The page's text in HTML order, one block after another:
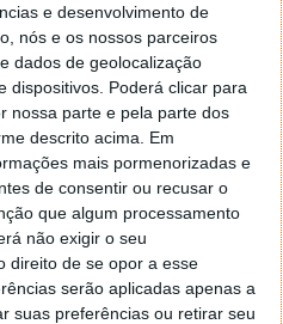
e desenvolvimento de
nós e os nossos parceiros
dados de geolocalização
dispositivos. Poderá clicar para
nossa parte e pela parte dos
descrito acima. Em
mais pormenorizadas e
de consentir ou recusar o
que algum processamento
não exigir o seu
direito de se opor a esse
serão aplicadas apenas a
suas preferências ou retirar seu